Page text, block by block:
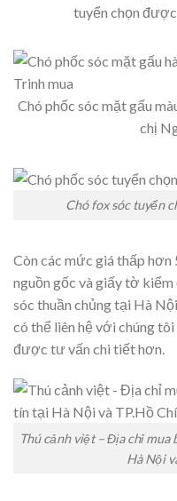
tuyển chọn
Chó phốc sóc mặt gấu
chị
Chó fox sóc tuyển
Còn các mức giá thấp hơn
nguồn gốc và giấy tờ kiểm
sóc thuần chủng tại Hà
có thể liên hệ với chúng tôi
được tư vấn chi tiết hơn.
Thú cảnh việt – Địa chỉ mua
Hà Nội